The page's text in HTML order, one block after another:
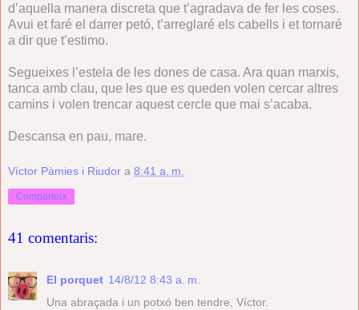
d’aquella manera discreta que t’agradava de fer les coses.
Avui et faré el darrer petó, t’arreglaré els cabells i et tornaré
a dir que t’estimo.
Segueixes l’estela de les dones de casa. Ara quan marxis,
tanca amb clau, que les que es queden volen cercar altres
camins i volen trencar aquest cercle que mai s’acaba.
Descansa en pau, mare.
Víctor Pàmies i Riudor a 8:41 a. m.
Comparteix
41 comentaris:
El porquet 14/8/12 8:43 a. m.
Una abraçada i un potxó ben tendre, Víctor.